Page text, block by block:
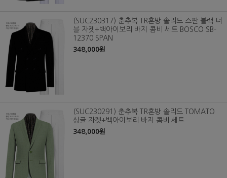
(SUC230317) 춘추복 TR혼방 솔리드 스판 블랙 더
블 자켓+백아이보리 바지 콤비 세트 BOSCO SB-
12370 SPAN
348,000원
(SUC230291) 춘추복 TR혼방 솔리드 TOMATO
싱글 자켓+백아이보리 바지 콤비 세트
348,000원